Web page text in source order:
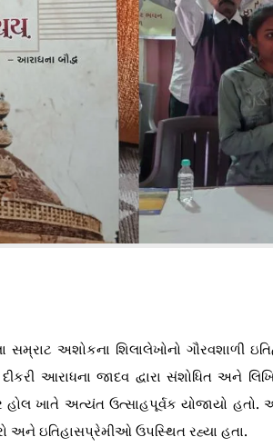
સમ્રાટ અશોકના શિલાલેખોનો ગૌરવશાળી
આરાધના જાદવ દ્વારા સંશોધિત અને
ખાતે અત્યંત ઉત્સાહપૂર્વક યોજાયો હતો. આ
અને ઇતિહાસપ્રેમીઓ ઉપસ્થિત રહ્યા હતા.